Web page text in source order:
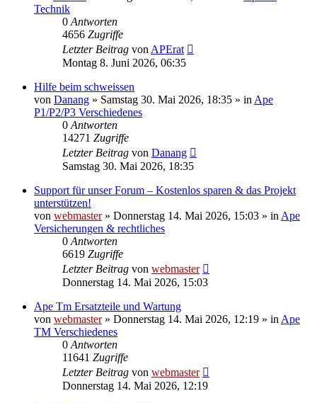
Technik
0 Antworten
4656 Zugriffe
Letzter Beitrag von APErat
Montag 8. Juni 2026, 06:35
Hilfe beim schweissen
von Danang » Samstag 30. Mai 2026, 18:35 » in Ape
P1/P2/P3 Verschiedenes
0 Antworten
14271 Zugriffe
Letzter Beitrag von Danang
Samstag 30. Mai 2026, 18:35
Support für unser Forum – Kostenlos sparen & das Projekt
unterstützen!
von webmaster» Donnerstag 14. Mai 2026, 15:03 » in Ape
Versicherungen & rechtliches
0 Antworten
6619 Zugriffe
Letzter Beitrag von webmaster
Donnerstag 14. Mai 2026, 15:03
Ape Tm Ersatzteile und Wartung
von webmaster» Donnerstag 14. Mai 2026, 12:19 » in Ape
TM Verschiedenes
0 Antworten
11641 Zugriffe
Letzter Beitrag von webmaster
Donnerstag 14. Mai 2026, 12:19